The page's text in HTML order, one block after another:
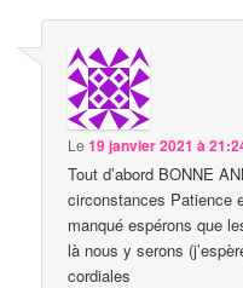
Le19 janvier 2021 à
Tout d’abord BONNE
circonstances Patience
manqué espérons que
là nous y serons
cordiales